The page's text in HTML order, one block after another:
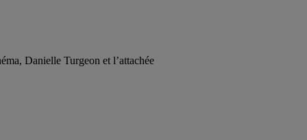
Danielle Turgeon et l’attachée